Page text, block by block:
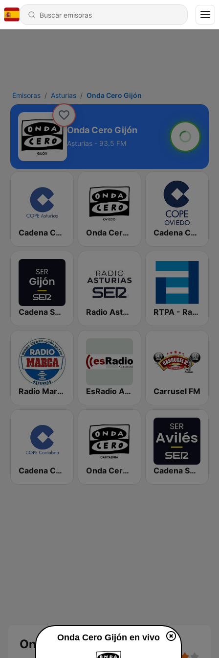
Emisoras Asturias Onda Cero Gijón
Onda Cero Gijón
Asturias - 93.5 FM
Cadena COPE Asturias Onda Cero Oviedo Cadena COPE Oviedo
Cadena SER Gijón Radio Asturias SER RTPA - RadioTelevisión del Principado de Asturias
Radio Marca Asturias EsRadio Asturias Carrusel FM
Cadena COPE Cantabria Onda Cero Santander Cadena SER Avilés
Onda Cero Gijón en directo
Onda Cero Gijón en vivo